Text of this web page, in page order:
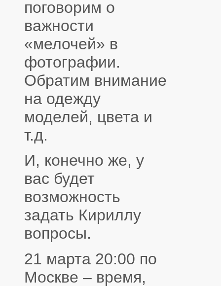
поговорим о
важности
«мелочей» в
фотографии.
Обратим внимание
на одежду
моделей, цвета и
т.д.
И, конечно же, у
вас будет
возможность
задать Кириллу
вопросы.
21 марта 20:00 по
Москве – время,